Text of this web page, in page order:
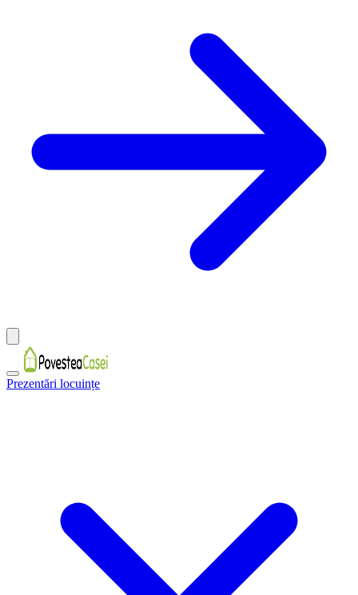
Prezentări locuințe